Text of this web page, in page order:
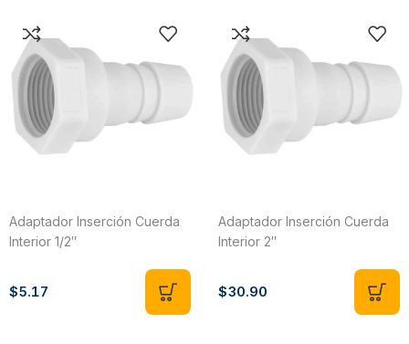
Adaptador Inserción Cuerda
Interior 1/2″
$5.17
Adaptador Inserción Cuerda
Interior 2″
$30.90